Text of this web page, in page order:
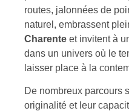
routes, jalonnées de
naturel, embrassent
Charente et invitent à
dans un univers où le
laisser place à la
De nombreux parcours
originalité et leur